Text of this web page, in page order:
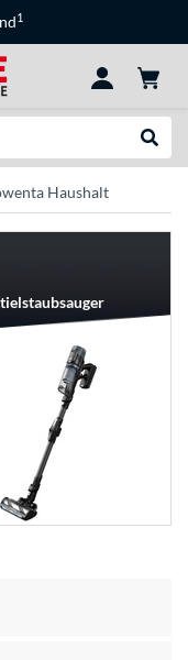
1
Haushalt